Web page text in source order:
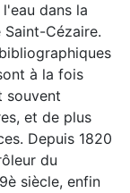
dans la
Cézaire.
à la fois
souvent
et de plus
Depuis 1820
du
siècle, enfin